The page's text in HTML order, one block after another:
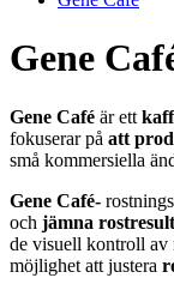
Gene
Gene Café är ett
fokuserar på att
små kommersiella
Gene Café-
och jämna
de visuell kontroll av
möjlighet att justera